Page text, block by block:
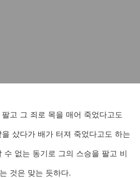
고 그 죄로 목을 매어 죽었다고도
샀다가 배가 터져 죽었다고도 하는
수 없는 동기로 그의 스승을 팔고 비
것은 맞는 듯하다.